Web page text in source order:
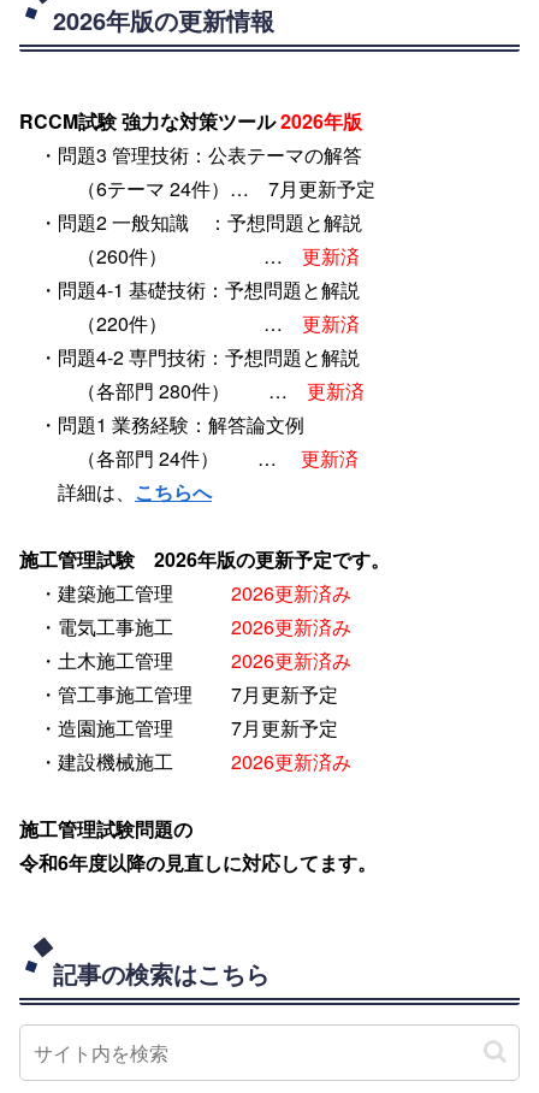
2026年版の更新情報
RCCM試験 強力な対策ツール2026年版
・問題3 管理技術：公表テーマの解答
（6テーマ 24件）… 7月更新予定
・問題2 一般知識 ：予想問題と解説
（260件） … 更新済
・問題4-1 基礎技術：予想問題と解説
（220件） … 更新済
・問題4-2 専門技術：予想問題と解説
（各部門 280件） … 更新済
・問題1 業務経験：解答論文例
（各部門 24件） … 更新済
詳細は、 こちらへ
施工管理試験 2026年版の更新予定です。
・建築施工管理 2026更新済み
・電気工事施工 2026更新済み
・土木施工管理 2026更新済み
・管工事施工管理 7月更新予定
・造園施工管理 7月更新予定
・建設機械施工 2026更新済み
施工管理試験問題の
令和6年度以降の見直しに対応してます。
記事の検索はこちら